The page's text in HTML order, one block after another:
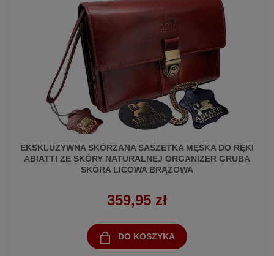
EKSKLUZYWNA SKÓRZANA SASZETKA MĘSKA DO RĘKI
ABIATTI ZE SKÓRY NATURALNEJ ORGANIZER GRUBA
SKÓRA LICOWA BRĄZOWA
359,95 zł
DO KOSZYKA